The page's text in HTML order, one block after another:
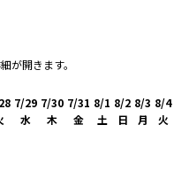
が開きます。
7/29
水
7/30
木
7/31
金
8/1
土
8/2
日
8/3
月
8/4
火